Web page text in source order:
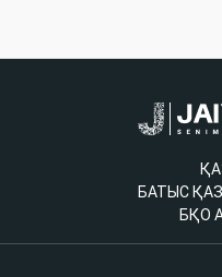
БАТЫС
БҚО